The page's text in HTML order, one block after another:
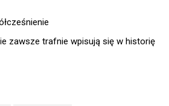
zawsze trafnie wpisują się w historię